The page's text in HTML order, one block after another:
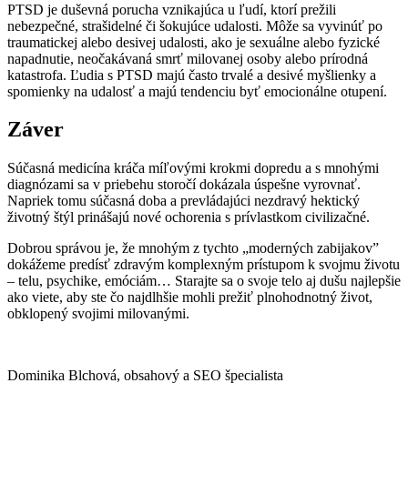
PTSD je duševná porucha vznikajúca u ľudí, ktorí prežili
nebezpečné, strašidelné či šokujúce udalosti. Môže sa vyvinúť po
traumatickej alebo desivej udalosti, ako je sexuálne alebo fyzické
napadnutie, neočakávaná smrť milovanej osoby alebo prírodná
katastrofa. Ľudia s PTSD majú často trvalé a desivé myšlienky a
spomienky na udalosť a majú tendenciu byť emocionálne otupení.
Záver
Súčasná medicína kráča míľovými krokmi dopredu a s mnohými
diagnózami sa v priebehu storočí dokázala úspešne vyrovnať.
Napriek tomu súčasná doba a prevládajúci nezdravý hektický
životný štýl prinášajú nové ochorenia s prívlastkom civilizačné.
Dobrou správou je, že mnohým z tychto „moderných zabijakov”
dokážeme predísť zdravým komplexným prístupom k svojmu životu
– telu, psychike, emóciám… Starajte sa o svoje telo aj dušu najlepšie
ako viete, aby ste čo najdlhšie mohli prežiť plnohodnotný život,
obklopený svojimi milovanými.
Dominika Blchová, obsahový a SEO špecialista